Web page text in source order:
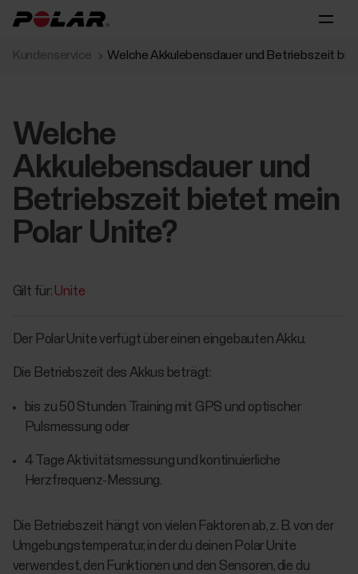
Kundenservice Welche Akkulebensdauer und Betriebszeit
Welche
Akkulebensdauer und
Betriebszeit bietet mein
Polar Unite?
Gilt für: Unite
Der Polar Unite verfügt über einen eingebauten Akku.
Die Betriebszeit des Akkus beträgt:
bis zu 50 Stunden Training mit GPS und optischer
Pulsmessung oder
4 Tage Aktivitätsmessung und kontinuierliche
Herzfrequenz-Messung.
Die Betriebszeit hängt von vielen Faktoren ab, z. B. von der
Umgebungstemperatur, in der du deinen Polar Unite
verwendest, den Funktionen und den Sensoren, die du